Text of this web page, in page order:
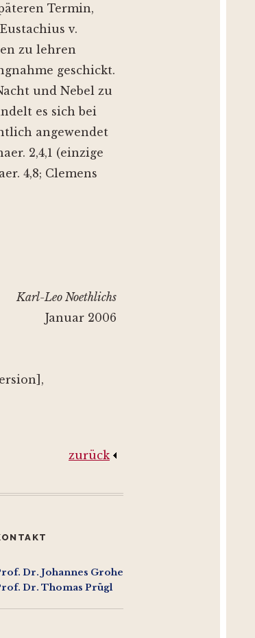
Termin,
v.
zu lehren
geschickt.
und Nebel zu
es sich bei
angewendet
2,4,1 (einzige
4,8; Clemens
Karl-Leo Noethlichs
Januar 2006
zurück
Dr. Johannes Grohe
Dr. Thomas Prügl